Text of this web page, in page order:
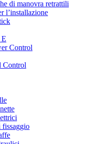
di manovra retrattili
l’installazione
Control
Control
fissaggio